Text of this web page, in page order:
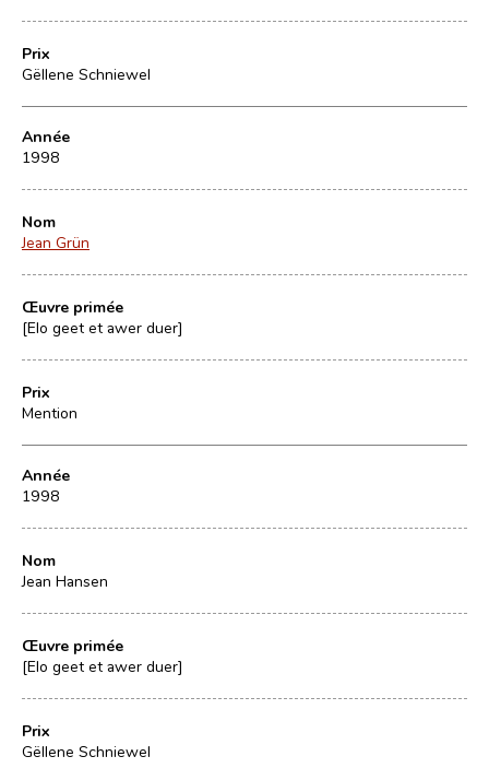
Prix
Gëllene Schniewel
Année
1998
Nom
Jean Grün
Œuvre primée
[Elo geet et awer duer]
Prix
Mention
Année
1998
Nom
Jean Hansen
Œuvre primée
[Elo geet et awer duer]
Prix
Gëllene Schniewel